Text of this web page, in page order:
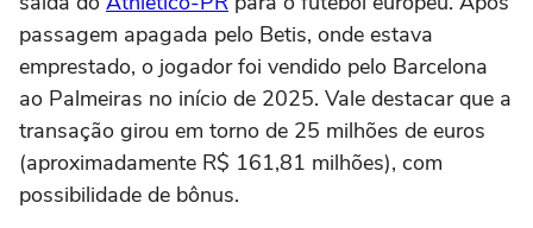
passagem apagada pelo Betis, onde estava
emprestado, o jogador foi vendido pelo Barcelona
ao Palmeiras no início de 2025. Vale destacar que a
transação girou em torno de 25 milhões de euros
(aproximadamente R$ 161,81 milhões), com
possibilidade de bônus.